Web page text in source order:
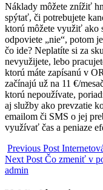
Náklady môžete znížiť
spýtať, či potrebujete
ktorú môžete využiť ako
odpoviete „nie“, potom
čo ide? Neplatíte si za
nevyužijete, lebo
ktorú máte zapísanú v
začínajú už na 11 €/
ktorú nepoužívate,
aj služby ako prevzatie
emailom či SMS o jej
využívať čas a peniaze
Previous Post
Next Post Čo zmeniť v
admin